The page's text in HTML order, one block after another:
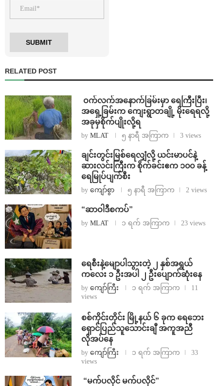
RELATED POST
⁩ ⁨ဝက်လက်အနောက်ခြမ်းမှာ ရေကြီးပြီး၊
အရှေ့ခြမ်းက ကျေးရွာတချို့ မိုးရေရလို့
အခုမှစိုက်ပျိုးလို့ရ
by MLAT ၅ နာရီ အကြာက 3 views
ချင်းတွင်းမြစ်ရေလျှံလို့ ယင်းမာပင်နဲ့
ဆားလင်းကြီးက စိုက်ခင်းဧက ၁၀၀ ခန့်
ရေမြုပ်ပျက်စီး
by ကျော်စွာ ၅ နာရီ အကြာက 2 views
“ဆာဝါဒီစကပ်”
by MLAT ၁ ရက် အကြာက 23 views
ရေစီးနဲ့မျောပါသွားတဲ့ ၂ နှစ်အရွယ်
ကလေး ၁ ဦးအပါ ၂ ဦးပျောက်ဆုံးနေ
by ကျော်ကြီး ၁ ရက် အကြာက
11
views
စစ်ကိုင်းတိုင်း မြို့နယ် ၆ ခုက ရေဘေး
ရှောင်ပြည်သူသောင်းချီ အကူအညီ
လိုအပ်နေ
by ကျော်ကြီး ၁ ရက် အကြာက
33
views
⁨ ⁨“မက်ပလိုင် မက်ပလိုင်”